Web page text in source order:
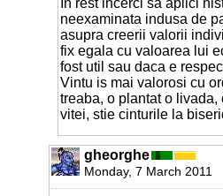
neexaminata indusa de
asupra creerii valorii
fix egala cu valoarea lui
fost util sau daca e
Vintu is mai valorosi cu
treaba, o plantat o
vitei, stie cinturile la
gheorghe
Monday, 7 March 2011